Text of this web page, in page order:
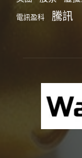
電訊盈科 騰訊